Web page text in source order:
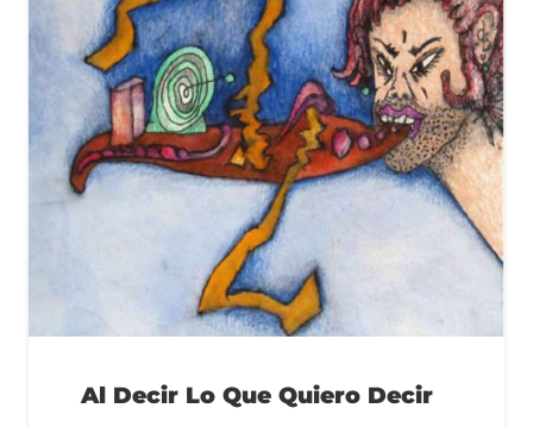
Al Decir Lo Que Quiero Decir